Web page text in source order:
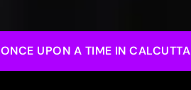
ONCE UPON A TIME IN CALCUTTA